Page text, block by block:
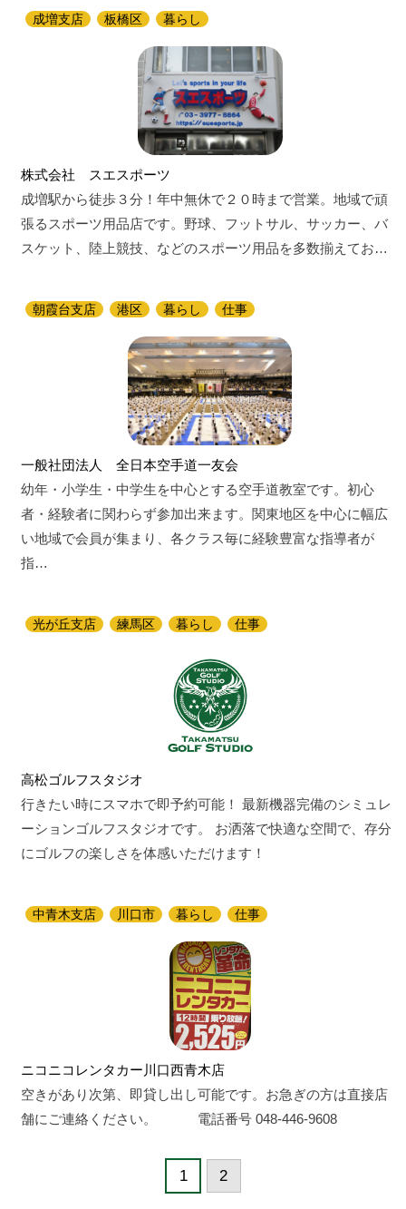
成増支店 板橋区 暮らし
株式会社 スエスポーツ
成増駅から徒歩３分！年中無休で２０時まで営業。地域で頑
張るスポーツ用品店です。野球、フットサル、サッカー、バ
スケット、陸上競技、などのスポーツ用品を多数揃えてお…
朝霞台支店 港区 暮らし 仕事
一般社団法人 全日本空手道一友会
幼年・小学生・中学生を中心とする空手道教室です。初心
者・経験者に関わらず参加出来ます。関東地区を中心に幅広
い地域で会員が集まり、各クラス毎に経験豊富な指導者が
指…
光が丘支店 練馬区 暮らし 仕事
高松ゴルフスタジオ
行きたい時にスマホで即予約可能！ 最新機器完備のシミュレ
ーションゴルフスタジオです。 お洒落で快適な空間で、存分
にゴルフの楽しさを体感いただけます！
中青木支店 川口市 暮らし 仕事
ニコニコレンタカー川口西青木店
空きがあり次第、即貸し出し可能です。お急ぎの方は直接店
舗にご連絡ください。 電話番号 048-446-9608
1 2